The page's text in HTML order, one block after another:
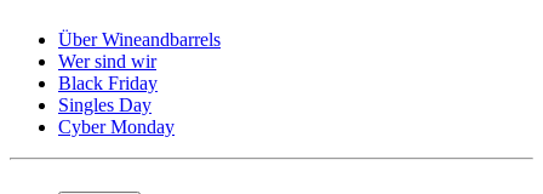
Über Wineandbarrels
Wer sind wir
Black Friday
Singles Day
Cyber Monday